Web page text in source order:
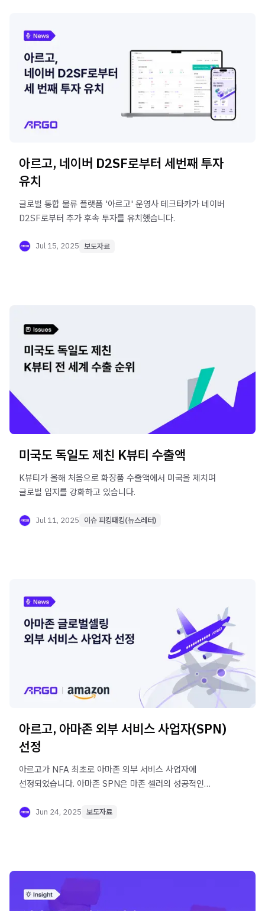
아르고, 네이버 D2SF로부터 세번째 투자
유치
글로벌 통합 물류 플랫폼 '아르고' 운영사 테크타카가 네이버
D2SF로부터 추가 후속 투자를 유치했습니다.
Jul 15, 2025 보도자료
미국도 독일도 제친 K뷰티 수출액
K뷰티가 올해 처음으로 화장품 수출액에서 미국을 제치며
글로벌 입지를 강화하고 있습니다.
Jul 11, 2025 이슈 피킹패킹(뉴스레터)
아르고, 아마존 외부 서비스 사업자(SPN)
선정
아르고가 NFA 최초로 아마존 외부 서비스 사업자에
선정되었습니다. 아마존 SPN은 마존 셀러의 성공적인
프로그램입니다.
Jun 24, 2025 보도자료